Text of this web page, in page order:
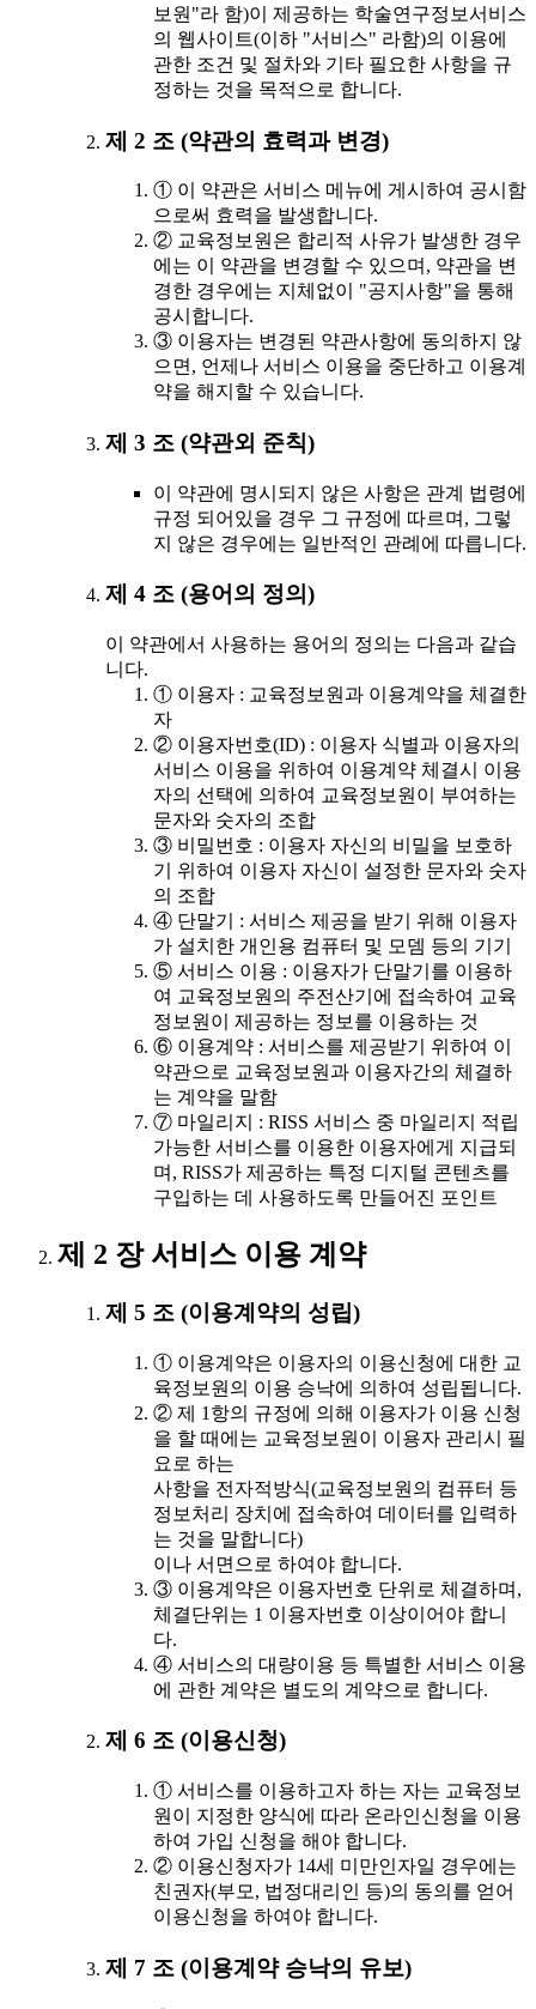
보원"라 함)이 제공하는 학술연구정보서비스
의 웹사이트(이하 "서비스" 라함)의 이용에
관한 조건 및 절차와 기타 필요한 사항을 규
정하는 것을 목적으로 합니다.
제 2 조 (약관의 효력과 변경)
① 이 약관은 서비스 메뉴에 게시하여 공시함
으로써 효력을 발생합니다.
② 교육정보원은 합리적 사유가 발생한 경우
에는 이 약관을 변경할 수 있으며, 약관을 변
경한 경우에는 지체없이 "공지사항"을 통해
공시합니다.
③ 이용자는 변경된 약관사항에 동의하지 않
으면, 언제나 서비스 이용을 중단하고 이용계
약을 해지할 수 있습니다.
제 3 조 (약관외 준칙)
이 약관에 명시되지 않은 사항은 관계 법령에
규정 되어있을 경우 그 규정에 따르며, 그렇
지 않은 경우에는 일반적인 관례에 따릅니다.
제 4 조 (용어의 정의)
이 약관에서 사용하는 용어의 정의는 다음과 같습
니다.
① 이용자 : 교육정보원과 이용계약을 체결한
자
② 이용자번호(ID) : 이용자 식별과 이용자의
서비스 이용을 위하여 이용계약 체결시 이용
자의 선택에 의하여 교육정보원이 부여하는
문자와 숫자의 조합
③ 비밀번호 : 이용자 자신의 비밀을 보호하
기 위하여 이용자 자신이 설정한 문자와 숫자
의 조합
④ 단말기 : 서비스 제공을 받기 위해 이용자
가 설치한 개인용 컴퓨터 및 모뎀 등의 기기
⑤ 서비스 이용 : 이용자가 단말기를 이용하
여 교육정보원의 주전산기에 접속하여 교육
정보원이 제공하는 정보를 이용하는 것
⑥ 이용계약 : 서비스를 제공받기 위하여 이
약관으로 교육정보원과 이용자간의 체결하
는 계약을 말함
⑦ 마일리지 : RISS 서비스 중 마일리지 적립
가능한 서비스를 이용한 이용자에게 지급되
며, RISS가 제공하는 특정 디지털 콘텐츠를
구입하는 데 사용하도록 만들어진 포인트
제 2 장 서비스 이용 계약
제 5 조 (이용계약의 성립)
① 이용계약은 이용자의 이용신청에 대한 교
육정보원의 이용 승낙에 의하여 성립됩니다.
② 제 1항의 규정에 의해 이용자가 이용 신청
을 할 때에는 교육정보원이 이용자 관리시 필
요로 하는
사항을 전자적방식(교육정보원의 컴퓨터 등
정보처리 장치에 접속하여 데이터를 입력하
는 것을 말합니다)
이나 서면으로 하여야 합니다.
③ 이용계약은 이용자번호 단위로 체결하며,
체결단위는 1 이용자번호 이상이어야 합니
다.
④ 서비스의 대량이용 등 특별한 서비스 이용
에 관한 계약은 별도의 계약으로 합니다.
제 6 조 (이용신청)
① 서비스를 이용하고자 하는 자는 교육정보
원이 지정한 양식에 따라 온라인신청을 이용
하여 가입 신청을 해야 합니다.
② 이용신청자가 14세 미만인자일 경우에는
친권자(부모, 법정대리인 등)의 동의를 얻어
이용신청을 하여야 합니다.
제 7 조 (이용계약 승낙의 유보)